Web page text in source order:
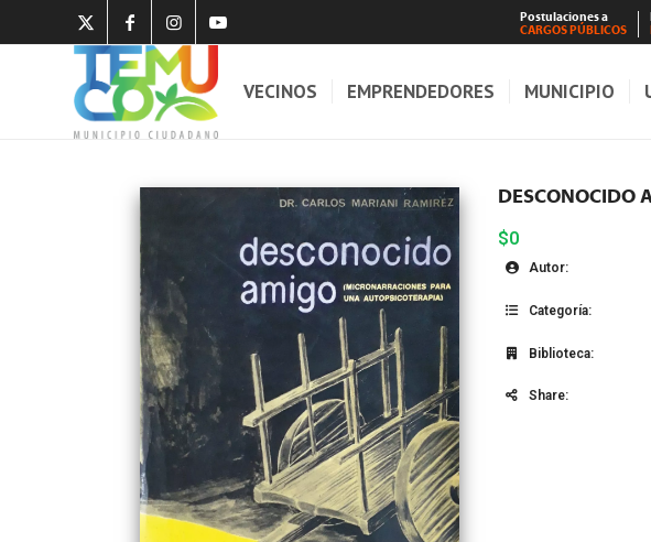
Postulaciones a
CARGOS PÚBLICOS
VECINOS EMPRENDEDORES MUNICIPIO
DESCONOCIDO
$0
Autor:
Categoría:
Biblioteca:
Share: